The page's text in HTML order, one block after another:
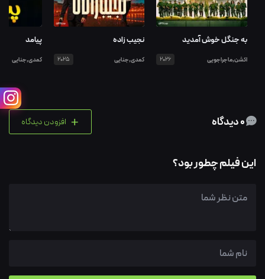
به جنگل خوش آمدید
اکشن,ماجراجویی 2026
نجیب زاده
کمدی,جنایی 2025
پیامد
کمدی,جنایی
+ افزودن دیدگاه
این فیلم چطور بود؟